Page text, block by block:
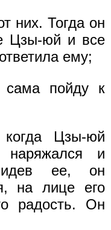
них. Тогда он
Цзы-юй и все
ему;
пойду к
Цзы-юй
наряжался и
ее, он
на лице его
радость. Он